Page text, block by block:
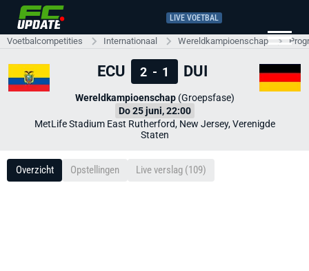
LIVE VOETBAL
Voetbalcompetities Internationaal Wereldkampioenschap
ECU 2 - 1 DUI
Wereldkampioenschap(Groepsfase)
Do 25 juni, 22:00
MetLife Stadium East Rutherford, New Jersey, Verenigde
Staten
Overzicht Opstellingen Live verslag (109)